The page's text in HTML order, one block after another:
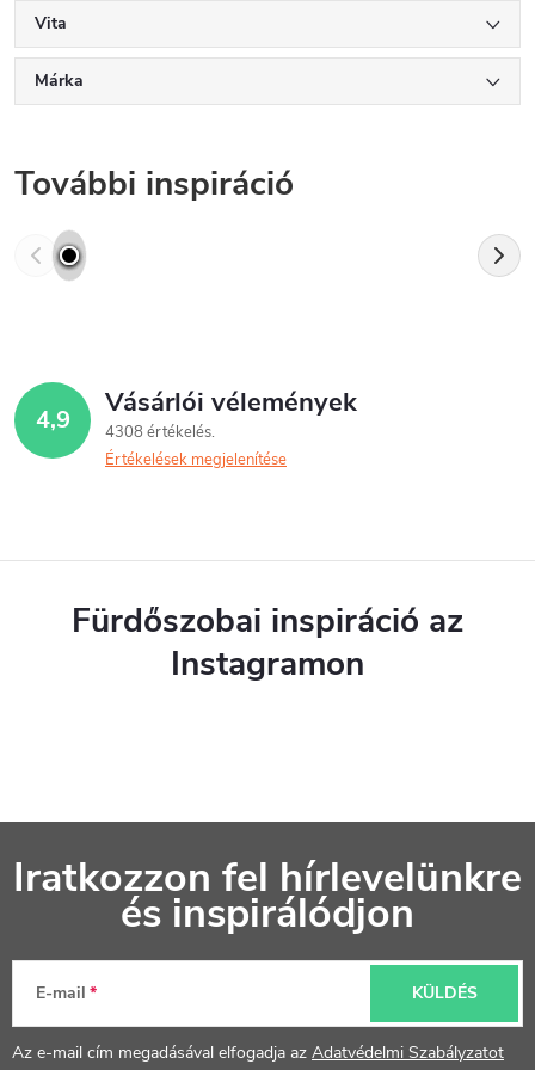
Vita
Márka
További inspiráció
4,9 Vásárlói vélemények
4308 értékelés
Értékelések megjelenítése
Fürdőszobai inspiráció az
Instagramon
á
é
Iratkozzon fel hírlevelünkre
és inspirálódjon
E-mail
Az e-mail cím megadásával elfogadja az Adatvédelmi Szabályzatot
KÜLDÉS